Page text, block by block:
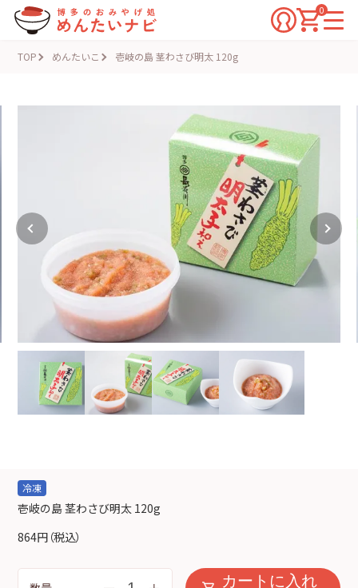
0
TOP めんたいこ 壱岐の島 茎わさび明太 120g
冷凍
壱岐の島 茎わさび明太 120g
864円 （税込）
カートに入れ